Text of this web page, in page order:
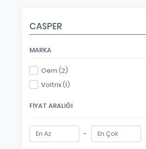
CASPER
MARKA
Oem (2)
Voltrix (1)
FIYAT ARALIĞI
-